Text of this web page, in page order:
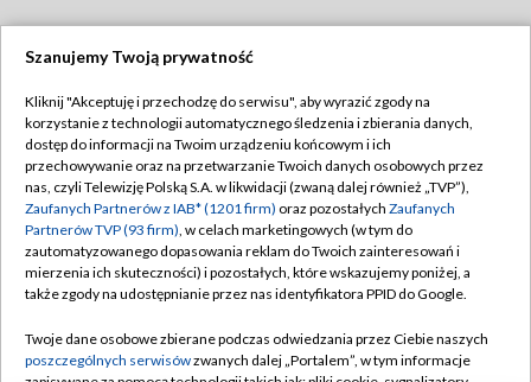
TVP
Abonament TVP
Emisja w TVP
Centrum informacji TVP
Naziemna Telewizja Cyfrowa
Rada Programowa
Regulamin TVP
Polityka prywatności
Moje zgody
Pomoc
Kontakt
Szanujemy Twoją prywatność
Kliknij "Akceptuję i przechodzę do serwisu", aby wyrazić zgody na
korzystanie z technologii automatycznego śledzenia i zbierania danych,
dostęp do informacji na Twoim urządzeniu końcowym i ich
przechowywanie oraz na przetwarzanie Twoich danych osobowych przez
nas, czyli Telewizję Polską S.A. w likwidacji (zwaną dalej również „TVP”),
Zaufanych Partnerów z IAB* (1201 firm) oraz pozostałych Zaufanych
Partnerów TVP (93 firm), w celach marketingowych (w tym do
zautomatyzowanego dopasowania reklam do Twoich zainteresowań i
mierzenia ich skuteczności) i pozostałych, które wskazujemy poniżej, a
także zgody na udostępnianie przez nas identyfikatora PPID do Google.
Twoje dane osobowe zbierane podczas odwiedzania przez Ciebie naszych
poszczególnych serwisówzwanych dalej „Portalem”, w tym informacje